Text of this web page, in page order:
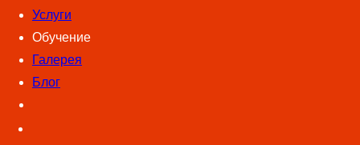
Услуги
Обучение
Галерея
Блог